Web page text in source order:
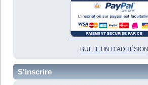
BULLETIN D'ADHÉSION
S'inscrire